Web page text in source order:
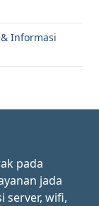
Informasi
pada
jada
server, wifi,